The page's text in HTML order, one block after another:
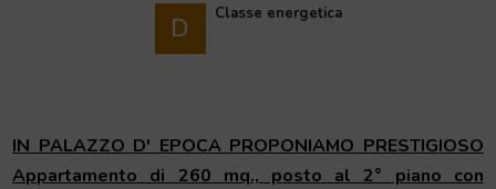
D Classe energetica
IN PALAZZO D' EPOCA PROPONIAMO PRESTIGIOSO
Appartamento di 260 mq., posto al 2° piano con